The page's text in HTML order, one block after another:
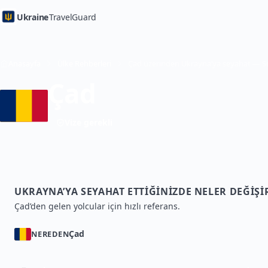
UkraineTravelGuard
UKRAYNA’YA SEYAHAT ETTIĞINIZDE NELER
Çad’den gelen yolcular için hızlı referans.
NEREDENÇad